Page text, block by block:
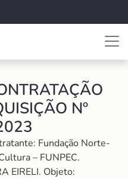
Nº
Fundação Norte-
– FUNPEC.
EIRELI. Objeto: